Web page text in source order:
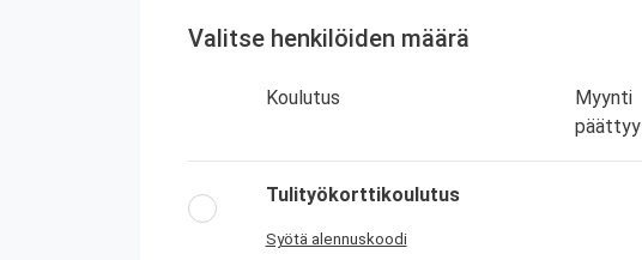
Valitse henkilöiden määrä
Koulutus
Myynti
päättyy
Tulityökorttikoulutus
Syötä alennuskoodi